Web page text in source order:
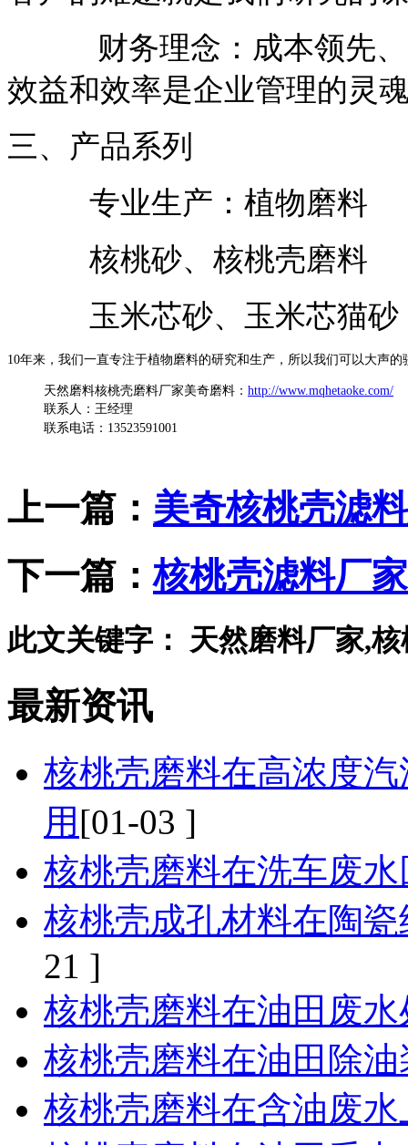
财务理念：成本领先、
效益和效率是企业管理的灵
三、产品系列
专业生产：植物磨料
核桃砂、核桃壳磨料
玉米芯砂、玉米芯猫砂
10年来，我们一直专注于植物磨料的研究和生产，所以我们可以大声
天然磨料核桃壳磨料厂家美奇磨料： http://www.mqhetaoke.com/
联系人：王经理
联系电话：13523591001
上一篇： 美奇核桃壳滤
下一篇：核桃壳滤料厂
此文关键字： 天然磨料厂家,
最新资讯
核桃壳磨料在高浓度
用 [01-03 ]
核桃壳磨料在洗车废
核桃壳成孔材料在陶
21 ]
核桃壳磨料在油田废
核桃壳磨料在油田除
核桃壳磨料在含油废